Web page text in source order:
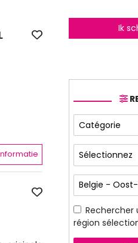
Ik
Rechercher
région